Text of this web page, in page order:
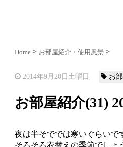
Home お部屋紹介・使用風景
2014年9月20日土曜日 お
お部屋紹介(31)
夜は半そででは寒いぐらいで
そろそろ衣替えの季節でしょ